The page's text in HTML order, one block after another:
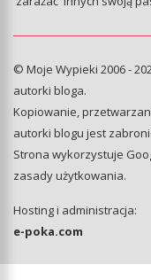
© Moje Wypieki 2006 -
autorki bloga.
Kopiowanie,
autorki blogu jest
Strona wykorzystuje
zasady użytkowania.
Hosting i administracja:
e-poka.com